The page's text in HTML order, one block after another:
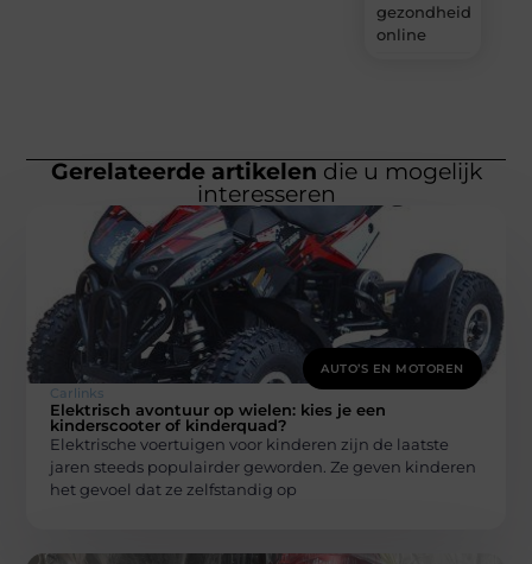
online
Gerelateerde artikelen die u mogelijk
interesseren
AUTO’S EN MOTOREN
Carlinks
Elektrisch avontuur op wielen: kies je een
kinderscooter of kinderquad?
Elektrische voertuigen voor kinderen zijn de laatste
jaren steeds populairder geworden. Ze geven kinderen
het gevoel dat ze zelfstandig op